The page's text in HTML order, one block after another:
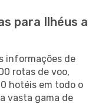
para Ilhéus a
informações de
rotas de voo,
hotéis em todo o
vasta gama de